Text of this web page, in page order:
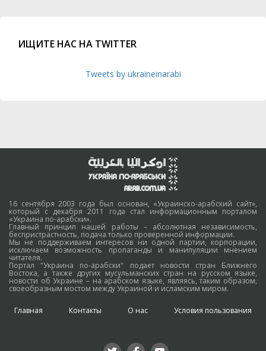
ИЩИТЕ НАС НА TWITTER
Tweets by ukraineinarabi
16 сентября 2003 года был основан, «Украинско-арабский сайт»,
который с декабря 2011 года стал информационным порталом
«Украина по-арабски».
Главный принцип нашей работы – абсолютная независимость,
беспристрастность, подача только проверенной информации.
Мы не поддерживаем интересов ни одной партии, корпорации,
исключаем возможность пропаганды и манипуляции мнением
читателя.
Портал "Украина по-арабски" подает новости стран Ближнего
Востока, а также других мусульманских стран на русском языке,
новости об Украине – на арабском языке, являясь, таким образом,
своеобразным мостом между Украиной и исламским миром.
Главная Контакты О нас Условия пользования